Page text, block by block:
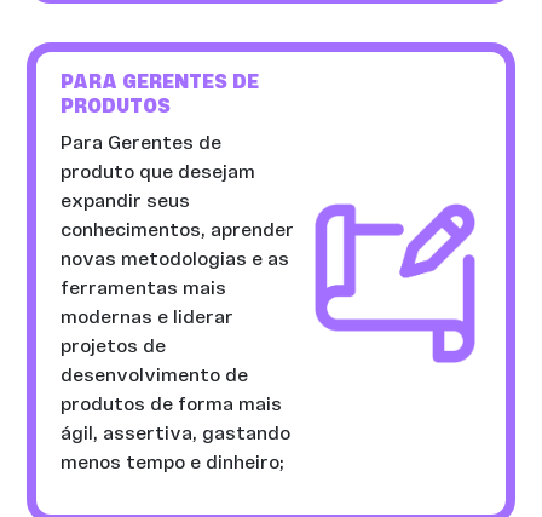
PARA GERENTES DE
PRODUTOS
Para Gerentes de
produto que desejam
expandir seus
conhecimentos, aprender
novas metodologias e as
ferramentas mais
modernas e liderar
projetos de
desenvolvimento de
produtos de forma mais
ágil, assertiva, gastando
menos tempo e dinheiro;